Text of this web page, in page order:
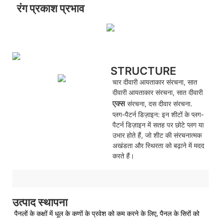
रंग प्रकाश प्रभाव
STRUCTURE
चार दीवारी आयताकार संरचना, सात
दीवारी आयताकार संरचना, सात दीवारी
एक्स संरचना, दस दीवार संरचना.
प्लग-पैटर्न डिज़ाइन: इन शीटों के प्लग-
पैटर्न डिज़ाइन में सतह पर छोटे प्लग या
उभार होते हैं, जो शीट की संरचनात्मक
अखंडता और स्थिरता को बढ़ाने में मदद
करते हैं।
उत्पाद स्थापना
पैनलों के कक्षों में धूल के कणों के प्रवेश को कम करने के लिए, पैनल के सिरों को